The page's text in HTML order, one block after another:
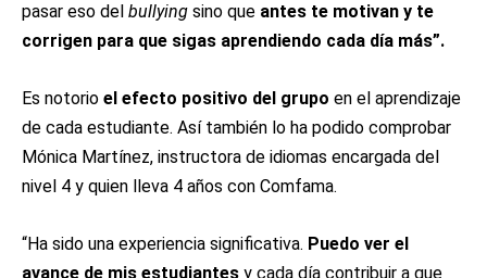
pasar eso del bullying sino que antes te motivan y te
corrigen para que sigas aprendiendo cada día más”.
Es notorio el efecto positivo del grupo en el aprendizaje
de cada estudiante. Así también lo ha podido comprobar
Mónica Martínez, instructora de idiomas encargada del
nivel 4 y quien lleva 4 años con Comfama.
“Ha sido una experiencia significativa. Puedo ver el
avance de mis estudiantes y cada día contribuir a que